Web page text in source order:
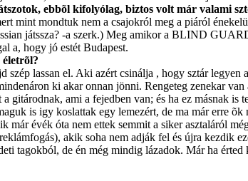
ebbõl kifolyólag, biztos volt már valami
mint mondtuk nem a csajokról meg a piáról
játssza? -a szerk.) Meg amikor a BLIND
a, hogy jó estét Budapest.
szép lassan el. Aki azért csinálja , hogy sztár
ki akar onnan jönni. Rengeteg zenekar
gitárodnak, ami a fejedben van; és ha ez másnak
is igy koslattak egy lemezért, de ma már erre
már évék óta nem ettek semmit a siker asztaláról
akik soha nem adják fel és újra
tagokból, de én még mindig lázadok. Már ha